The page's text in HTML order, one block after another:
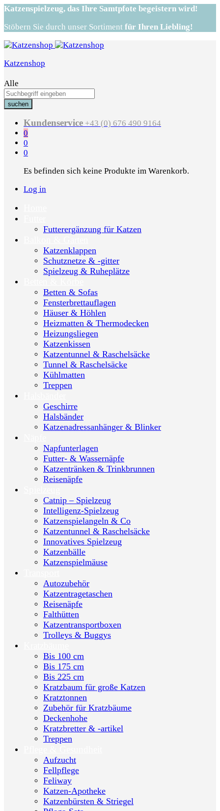
Katzenspielzeug, das Ihre Samtpfote begeistern wird!
Stöbern Sie durch unser Sortiment für Ihren Liebling!
Katzenshop
Alle
suchen
Kundenservice +43 (0) 676 490 9164
0
0
0
Es befinden sich keine Produkte im Warenkorb.
Log in
Futterergänzung für Katzen
Katzenklappen
Schutznetze & -gitter
Spielzeug & Ruheplätze
Betten & Sofas
Fensterbrettauflagen
Häuser & Höhlen
Heizmatten & Thermodecken
Heizungsliegen
Katzenkissen
Katzentunnel & Raschelsäcke
Tunnel & Raschelsäcke
Kühlmatten
Treppen
Geschirre
Halsbänder
Katzenadressanhänger & Blinker
Napfunterlagen
Futter- & Wassernäpfe
Katzentränken & Trinkbrunnen
Reisenäpfe
Catnip – Spielzeug
Intelligenz-Spielzeug
Katzenspielangeln & Co
Katzentunnel & Raschelsäcke
Innovatives Spielzeug
Katzenbälle
Katzenspielmäuse
Autozubehör
Katzentragetaschen
Reisenäpfe
Falthütten
Katzentransportboxen
Trolleys & Buggys
Bis 100 cm
Bis 175 cm
Bis 225 cm
Kratzbaum für große Katzen
Kratztonnen
Zubehör für Kratzbäume
Deckenhohe
Kratzbretter & -artikel
Treppen
Aufzucht
Fellpflege
Feliway
Katzen-Apotheke
Katzenbürsten & Striegel